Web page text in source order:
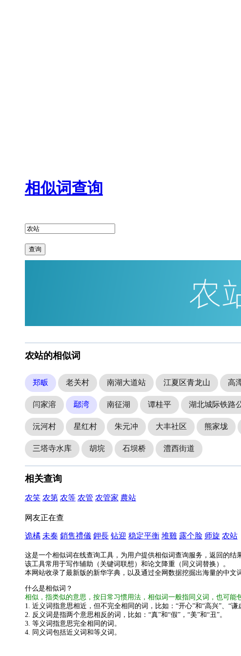
相似词查询
查询
农站的相似词
郑畈 老关村 南湖大道站 江夏区青龙山 高
闫家溶 鄢湾 南征湖 谭桂平 湖北城际铁路
沅河村 星红村 朱元冲 大丰社区 熊家垅
三塔寺水库 胡垸 石坝桥 澧西街道
相关查询
农笑 农第 农等 农管 农管家 農站
网友正在查
诡橘 未奏 銷售禮儀 鉀長 钻迎 稳定平衡 堆雞 露个脸 师旋 农站
这是一个相似词在线查询工具，为用户提供相似词查询服务，返回的结
该工具常用于写作辅助（关键词联想）和论文降重（同义词替换）。
本网站收录了最新版的新华字典，以及通过全网数据挖掘出海量的中文
什么是相似词？
相似，指类似的意思，按日常习惯用法，相似词一般指同义词，也可能
1. 近义词指意思相近，但不完全相同的词，比如：“开心”和“高兴”、“谦
2. 反义词是指两个意思相反的词，比如：“真”和“假”，“美”和“丑”。
3. 等义词指意思完全相同的词。
4. 同义词包括近义词和等义词。